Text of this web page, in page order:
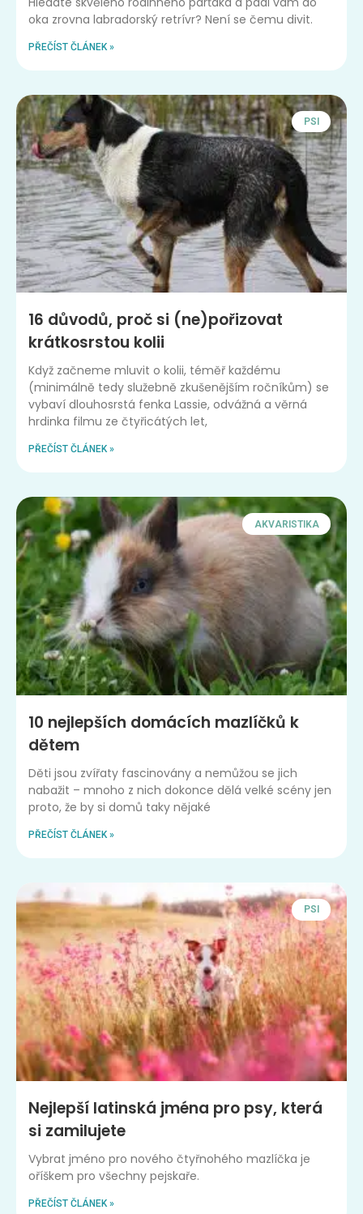
oka zrovna labradorský retrívr? Není se čemu divit.
PŘEČÍST ČLÁNEK »
PSI
16 důvodů, proč si (ne)pořizovat
krátkosrstou kolii
Když začneme mluvit o kolii, téměř každému
(minimálně tedy služebně zkušenějším ročníkům) se
vybaví dlouhosrstá fenka Lassie, odvážná a věrná
hrdinka filmu ze čtyřicátých let,
PŘEČÍST ČLÁNEK »
AKVARISTIKA
10 nejlepších domácích mazlíčků k
dětem
Děti jsou zvířaty fascinovány a nemůžou se jich
nabažit – mnoho z nich dokonce dělá velké scény jen
proto, že by si domů taky nějaké
PŘEČÍST ČLÁNEK »
PSI
Nejlepší latinská jména pro psy, která
si zamilujete
Vybrat jméno pro nového čtyřnohého mazlíčka je
oříškem pro všechny pejskaře.
PŘEČÍST ČLÁNEK »